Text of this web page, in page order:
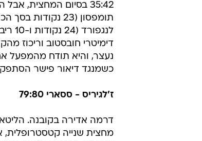
35:42 בסיום המחצית,
דימיטרי חובסטוב וריכוז
כשמנגד דיאור פישר הסתפק ב-7 נקודות עבור
ז'לגיריס - ססארי 79:80
מחצית שנייה קטסטרופלית,